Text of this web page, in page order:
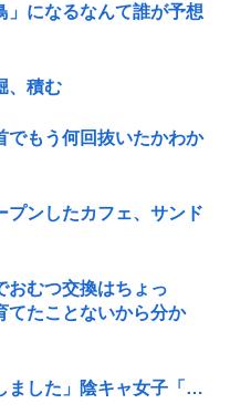
」になるなんて誰が予想
、積む
でもう何回抜いたかわか
プンしたカフェ、サンド
おむつ交換はちょっ
たことないから分か
ました」陰キャ女子「…